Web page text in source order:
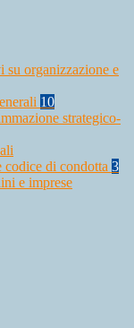
organizzazione e
10
strategico-
codice di condotta 3
e imprese